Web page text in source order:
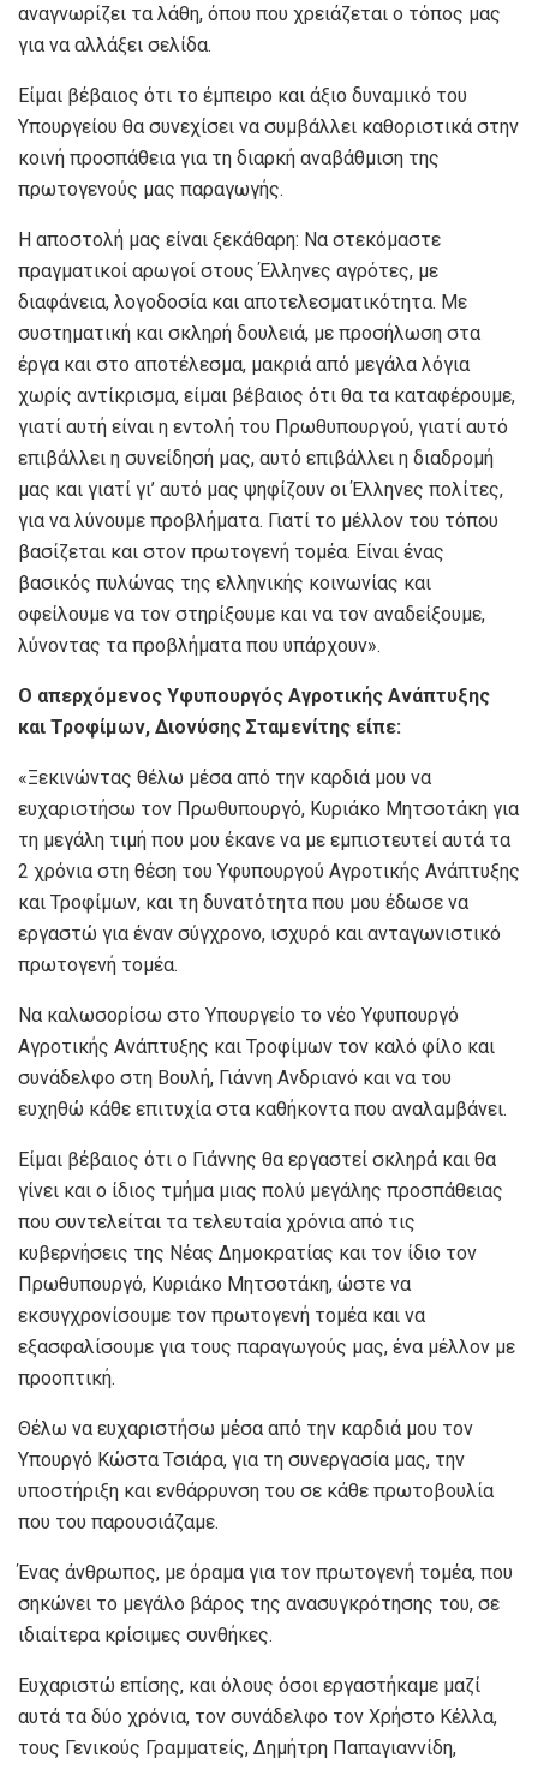
αναγνωρίζει τα λάθη, όπου που χρειάζεται ο τόπος μας
για να αλλάξει σελίδα.
Είμαι βέβαιος ότι το έμπειρο και άξιο δυναμικό του
Υπουργείου θα συνεχίσει να συμβάλλει καθοριστικά στην
κοινή προσπάθεια για τη διαρκή αναβάθμιση της
πρωτογενούς μας παραγωγής.
Η αποστολή μας είναι ξεκάθαρη: Να στεκόμαστε
πραγματικοί αρωγοί στους Έλληνες αγρότες, με
διαφάνεια, λογοδοσία και αποτελεσματικότητα. Με
συστηματική και σκληρή δουλειά, με προσήλωση στα
έργα και στο αποτέλεσμα, μακριά από μεγάλα λόγια
χωρίς αντίκρισμα, είμαι βέβαιος ότι θα τα καταφέρουμε,
γιατί αυτή είναι η εντολή του Πρωθυπουργού, γιατί αυτό
επιβάλλει η συνείδησή μας, αυτό επιβάλλει η διαδρομή
μας και γιατί γι’ αυτό μας ψηφίζουν οι Έλληνες πολίτες,
για να λύνουμε προβλήματα. Γιατί το μέλλον του τόπου
βασίζεται και στον πρωτογενή τομέα. Είναι ένας
βασικός πυλώνας της ελληνικής κοινωνίας και
οφείλουμε να τον στηρίξουμε και να τον αναδείξουμε,
λύνοντας τα προβλήματα που υπάρχουν».
Ο απερχόμενος Υφυπουργός Αγροτικής Ανάπτυξης
και Τροφίμων, Διονύσης Σταμενίτης είπε:
«Ξεκινώντας θέλω μέσα από την καρδιά μου να
ευχαριστήσω τον Πρωθυπουργό, Κυριάκο Μητσοτάκη για
τη μεγάλη τιμή που μου έκανε να με εμπιστευτεί αυτά τα
2 χρόνια στη θέση του Υφυπουργού Αγροτικής Ανάπτυξης
και Τροφίμων, και τη δυνατότητα που μου έδωσε να
εργαστώ για έναν σύγχρονο, ισχυρό και ανταγωνιστικό
πρωτογενή τομέα.
Να καλωσορίσω στο Υπουργείο το νέο Υφυπουργό
Αγροτικής Ανάπτυξης και Τροφίμων τον καλό φίλο και
συνάδελφο στη Βουλή, Γιάννη Ανδριανό και να του
ευχηθώ κάθε επιτυχία στα καθήκοντα που αναλαμβάνει.
Είμαι βέβαιος ότι ο Γιάννης θα εργαστεί σκληρά και θα
γίνει και ο ίδιος τμήμα μιας πολύ μεγάλης προσπάθειας
που συντελείται τα τελευταία χρόνια από τις
κυβερνήσεις της Νέας Δημοκρατίας και τον ίδιο τον
Πρωθυπουργό, Κυριάκο Μητσοτάκη, ώστε να
εκσυγχρονίσουμε τον πρωτογενή τομέα και να
εξασφαλίσουμε για τους παραγωγούς μας, ένα μέλλον με
προοπτική.
Θέλω να ευχαριστήσω μέσα από την καρδιά μου τον
Υπουργό Κώστα Τσιάρα, για τη συνεργασία μας, την
υποστήριξη και ενθάρρυνση του σε κάθε πρωτοβουλία
που του παρουσιάζαμε.
Ένας άνθρωπος, με όραμα για τον πρωτογενή τομέα, που
σηκώνει το μεγάλο βάρος της ανασυγκρότησης του, σε
ιδιαίτερα κρίσιμες συνθήκες.
Ευχαριστώ επίσης, και όλους όσοι εργαστήκαμε μαζί
αυτά τα δύο χρόνια, τον συνάδελφο τον Χρήστο Κέλλα,
τους Γενικούς Γραμματείς, Δημήτρη Παπαγιαννίδη,